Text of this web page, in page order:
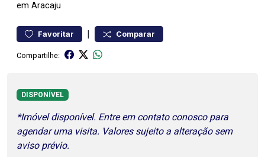
em Aracaju
Favoritar | Comparar
Compartilhe:
DISPONÍVEL
*Imóvel disponível. Entre em contato conosco para
agendar uma visita. Valores sujeito a alteração sem
aviso prévio.